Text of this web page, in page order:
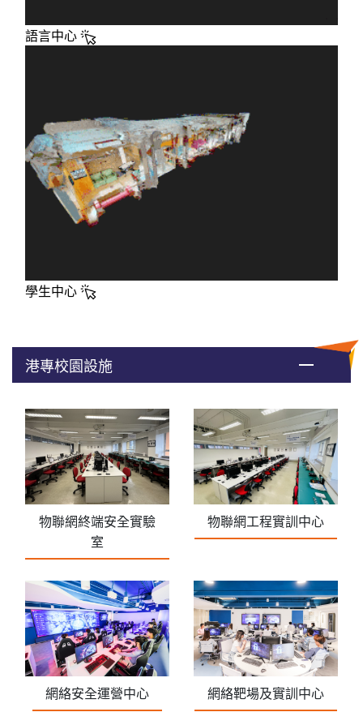
語言中心
學生中心
港專校園設施
物聯網終端安全實驗
室
物聯網工程實訓中心
網絡安全運營中心 網絡靶場及實訓中心